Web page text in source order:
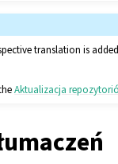
translation is
Aktualizacja